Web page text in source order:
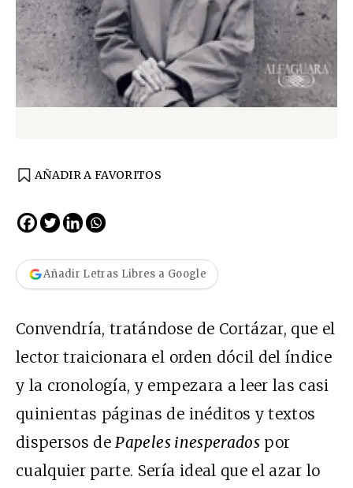
AÑADIR A FAVORITOS
Añadir Letras Libres a Google
Convendría, tratándose de Cortázar, que el
lector traicionara el orden dócil del índice
y la cronología, y empezara a leer las casi
quinientas páginas de inéditos y textos
dispersos dePapeles inesperadospor
cualquier parte. Sería ideal que el azar lo